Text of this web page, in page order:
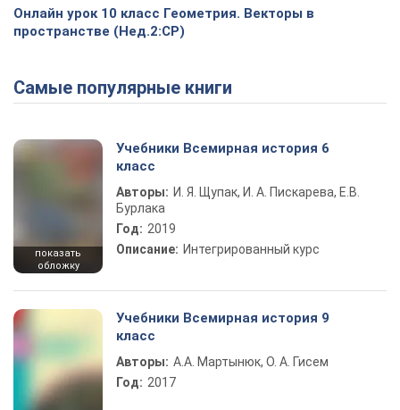
Онлайн урок 10 класс Геометрия. Векторы в
пространстве (Нед.2:СР)
Самые популярные книги
показать
обложку
Учебники Всемирная история 6
класс
Авторы: И. Я. Щупак, И. А. Пискарева, Е.В.
Бурлака
Год: 2019
Описание: Интегрированный курс
Учебники Всемирная история 9
класс
Авторы: А.А. Мартынюк, О. А. Гисем
Год: 2017